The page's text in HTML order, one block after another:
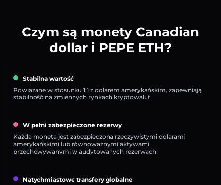
Czym są monety Canadian
dollar i PEPE ETH?
Stabilna wartość
Powiązane w stosunku 1:1 z dolarem amerykańskim, zapewniają
stabilność na zmiennych rynkach kryptowalut
W pełni zabezpieczone rezerwy
Każda moneta jest zabezpieczona rzeczywistymi dolarami
amerykańskimi lub równoważnymi aktywami
przechowywanymi w audytowanych rezerwach
Natychmiastowe transfery globalne